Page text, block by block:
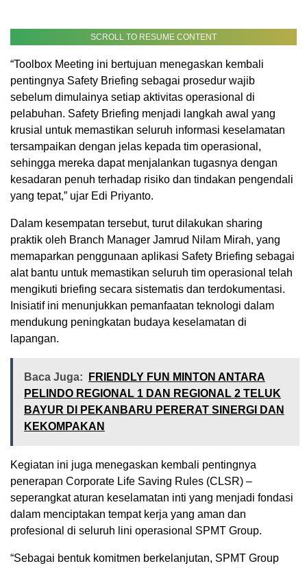
SCROLL TO RESUME CONTENT
“Toolbox Meeting ini bertujuan menegaskan kembali
pentingnya Safety Briefing sebagai prosedur wajib
sebelum dimulainya setiap aktivitas operasional di
pelabuhan. Safety Briefing menjadi langkah awal yang
krusial untuk memastikan seluruh informasi keselamatan
tersampaikan dengan jelas kepada tim operasional,
sehingga mereka dapat menjalankan tugasnya dengan
kesadaran penuh terhadap risiko dan tindakan pengendali
yang tepat,” ujar Edi Priyanto.
Dalam kesempatan tersebut, turut dilakukan sharing
praktik oleh Branch Manager Jamrud Nilam Mirah, yang
memaparkan penggunaan aplikasi Safety Briefing sebagai
alat bantu untuk memastikan seluruh tim operasional telah
mengikuti briefing secara sistematis dan terdokumentasi.
Inisiatif ini menunjukkan pemanfaatan teknologi dalam
mendukung peningkatan budaya keselamatan di
lapangan.
Baca Juga:
FRIENDLY FUN MINTON ANTARA
PELINDO REGIONAL 1 DAN REGIONAL 2 TELUK
BAYUR DI PEKANBARU PERERAT SINERGI DAN
KEKOMPAKAN
Kegiatan ini juga menegaskan kembali pentingnya
penerapan Corporate Life Saving Rules (CLSR) –
seperangkat aturan keselamatan inti yang menjadi fondasi
dalam menciptakan tempat kerja yang aman dan
profesional di seluruh lini operasional SPMT Group.
“Sebagai bentuk komitmen berkelanjutan, SPMT Group